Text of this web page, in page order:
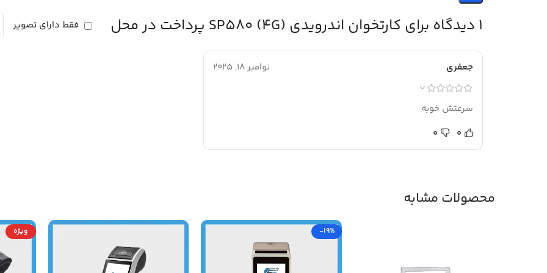
1 دیدگاه برای کارتخوان اندرویدی SP580 (4G) پرداخت در محل فقط دارای تصویر
جعفری نوامبر 18, 2025
سرعتش خوبه
0
0
محصولات مشابه
-19% ویژه